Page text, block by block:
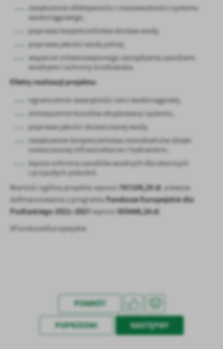
zwiększenie efektywności i niezawodności systemu
wodociągowego,
poprawa bezpieczeństwa dostaw wody,
poprawa jakości wody pitnej,
wsparcie zrównoważonego zarządzania zasobami
wodnymi i ochrony środowiska.
Efekty realizacji projektu:
ograniczenie awaryjności sieci wodociągowej,
zmniejszenie kosztów eksploatacji systemu,
poprawa jakości dostarczanej wody,
zwiększenie bezpieczeństwa mieszkańców dzięki
nowoczesnej infrastrukturze i hydrantom,
lepsza ochrona zasobów wodnych dla obecnych
i przyszłych pokoleń.
Wartość ogólna projektu wynosi 767159,25 zł, a kwota
dofinansowania z programuFundusze Europejskie dla
Podlaskiego 2021–2027 wynosi 503448,24 zł.
#FunduszeEuropejskie
POWRÓT
POPRZEDNI NASTĘPNY